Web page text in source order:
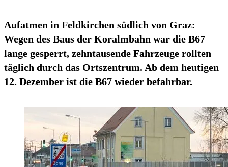
Aufatmen in Feldkirchen südlich von Graz:
Wegen des Baus der Koralmbahn war die B67
lange gesperrt, zehntausende Fahrzeuge rollten
täglich durch das Ortszentrum. Ab dem heutigen
12. Dezember ist die B67 wieder befahrbar.